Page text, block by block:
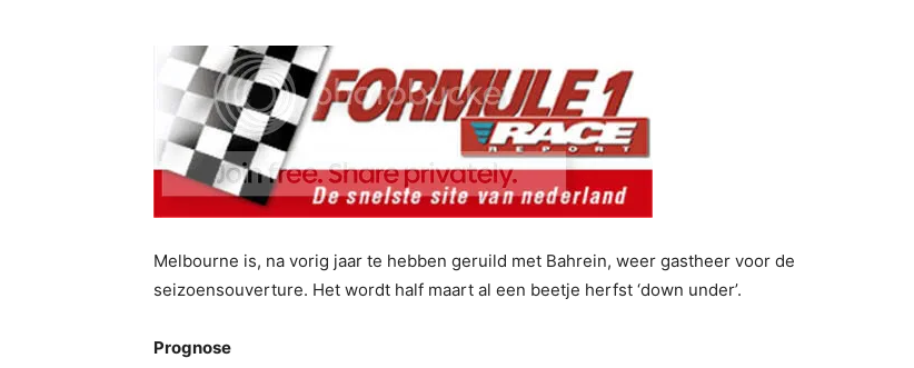
Melbourne is, na vorig jaar te hebben geruild met Bahrein, weer gastheer voor de
seizoensouverture. Het wordt half maart al een beetje herfst ‘down under’.
Prognose